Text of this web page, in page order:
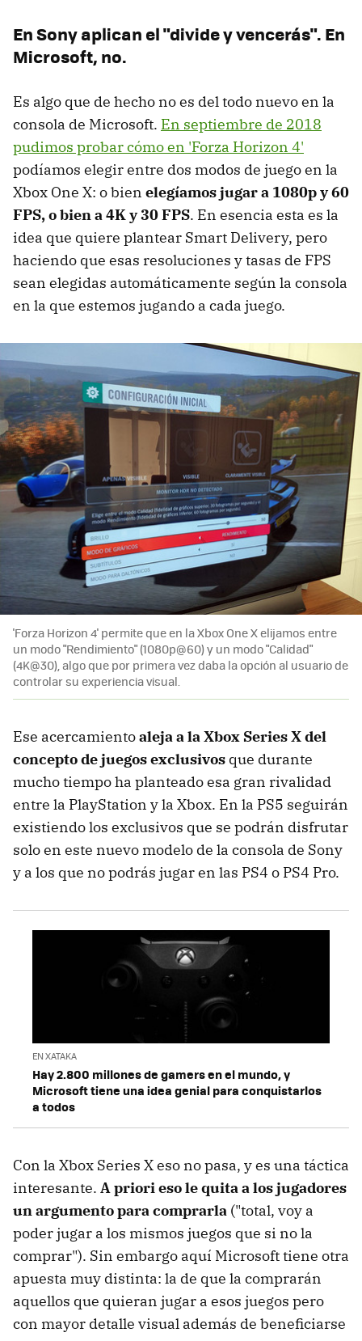
En Sony aplican el "divide y vencerás". En
Microsoft, no.
Es algo que de hecho no es del todo nuevo en la
consola de Microsoft. En septiembre de 2018
pudimos probar cómo en 'Forza Horizon 4'
podíamos elegir entre dos modos de juego en la
Xbox One X: o bien elegíamos jugar a 1080p y 60
FPS, o bien a 4K y 30 FPS. En esencia esta es la
idea que quiere plantear Smart Delivery, pero
haciendo que esas resoluciones y tasas de FPS
sean elegidas automáticamente según la consola
en la que estemos jugando a cada juego.
'Forza Horizon 4' permite que en la Xbox One X elijamos entre
un modo "Rendimiento" (1080p@60) y un modo "Calidad"
(4K@30), algo que por primera vez daba la opción al usuario de
controlar su experiencia visual.
Ese acercamientoaleja a la Xbox Series X del
concepto de juegos exclusivos que durante
mucho tiempo ha planteado esa gran rivalidad
entre la PlayStation y la Xbox. En la PS5 seguirán
existiendo los exclusivos que se podrán disfrutar
solo en este nuevo modelo de la consola de Sony
y a los que no podrás jugar en las PS4 o PS4 Pro.
EN XATAKA
Hay 2.800 millones de gamers en el mundo, y
Microsoft tiene una idea genial para conquistarlos
a todos
Con la Xbox Series X eso no pasa, y es una táctica
interesante. A priori eso le quita a los jugadores
un argumento para comprarla ("total, voy a
poder jugar a los mismos juegos que si no la
comprar"). Sin embargo aquí Microsoft tiene otra
apuesta muy distinta: la de que la comprarán
aquellos que quieran jugar a esos juegos pero
con mayor detalle visual además de beneficiarse